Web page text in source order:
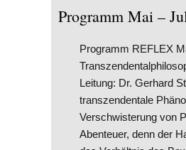
Programm Mai –
Programm REFLEX
Leitung: Dr. Gerhard
transzendentale
Verschwisterung von
Abenteuer, denn der